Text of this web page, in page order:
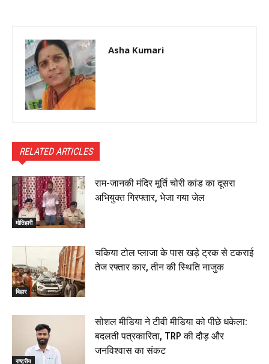
Asha Kumari
RELATED ARTICLES
मोतिहारी
राम-जानकी मंदिर मूर्ति चोरी कांड का दूसरा
अभियुक्त गिरफ्तार, भेजा गया जेल
बिहार
चकिया टोल प्लाजा के पास खड़े ट्रक से टकराई
तेज रफ्तार कार, तीन की स्थिति नाजुक
राष्ट्रीय
सोशल मीडिया ने टीवी मीडिया को पीछे धकेला:
बदलती पत्रकारिता, TRP की दौड़ और
जनविश्वास का संकट